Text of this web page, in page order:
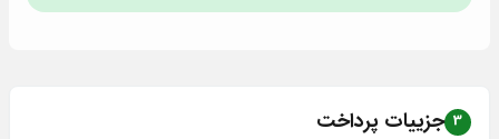
3 جزییات پرداخت